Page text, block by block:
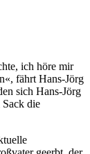
ich höre mir
fährt Hans-Jörg
sich Hans-Jörg
die